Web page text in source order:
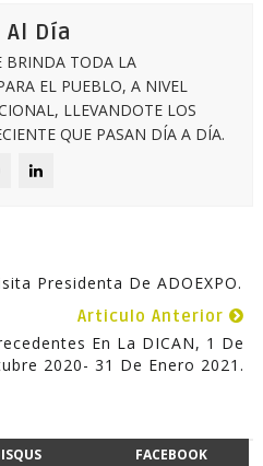
Al Día
BRINDA TODA LA
EL PUEBLO, A NIVEL
LLEVANDOTE LOS
QUE PASAN DÍA A DÍA.
Presidenta De ADOEXPO.
Articulo Anterior
En La DICAN, 1 De
2020- 31 De Enero 2021.
FACEBOOK